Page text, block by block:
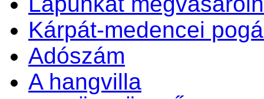
Kárpát-medencei
Adószám
A hangvilla